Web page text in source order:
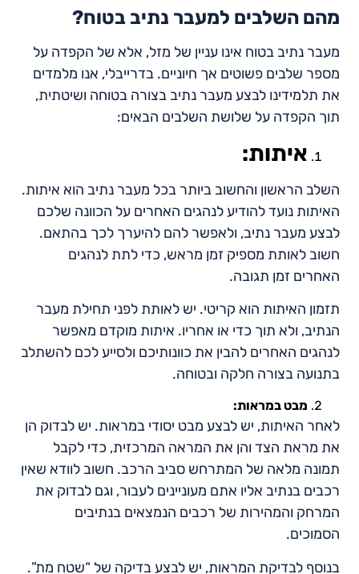
מהם השלבים למעבר נתיב בטוח?
מעבר נתיב בטוח אינו עניין של מזל, אלא של הקפדה על
מספר שלבים פשוטים אך חיוניים. בדרייבלי, אנו מלמדים
את תלמידינו לבצע מעבר נתיב בצורה בטוחה ושיטתית,
תוך הקפדה על שלושת השלבים הבאים:
איתות:
השלב הראשון והחשוב ביותר בכל מעבר נתיב הוא איתות.
האיתות נועד להודיע לנהגים האחרים על הכוונה שלכם
לבצע מעבר נתיב, ולאפשר להם להיערך לכך בהתאם.
חשוב לאותת מספיק זמן מראש, כדי לתת לנהגים
האחרים זמן תגובה.
תזמון האיתות הוא קריטי. יש לאותת לפני תחילת מעבר
הנתיב, ולא תוך כדי או אחריו. איתות מוקדם מאפשר
לנהגים האחרים להבין את כוונותיכם ולסייע לכם להשתלב
בתנועה בצורה חלקה ובטוחה.
מבט במראות:
לאחר האיתות, יש לבצע מבט יסודי במראות. יש לבדוק הן
את מראת הצד והן את המראה המרכזית, כדי לקבל
תמונה מלאה של המתרחש סביב הרכב. חשוב לוודא שאין
רכבים בנתיב אליו אתם מעוניינים לעבור, וגם לבדוק את
המרחק והמהירות של רכבים הנמצאים בנתיבים
הסמוכים.
בנוסף לבדיקת המראות, יש לבצע בדיקה של “שטח מת”.